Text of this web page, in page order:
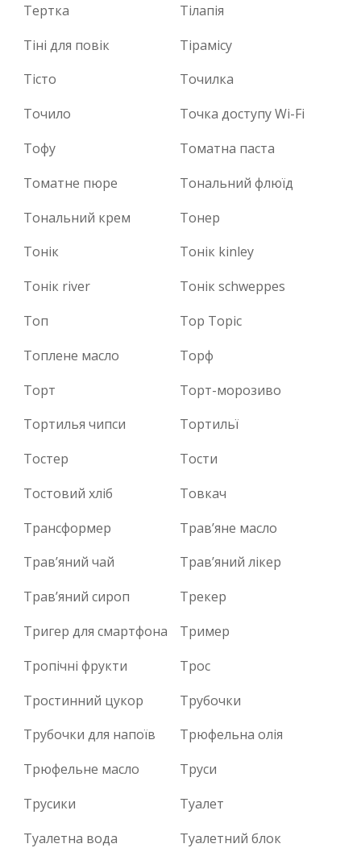
Тертка
Тілапія
Тіні для повік
Тірамісу
Тісто
Точилка
Точило
Точка доступу Wi-Fi
Тофу
Томатна паста
Томатне пюре
Тональний флюїд
Тональний крем
Тонер
Тонік
Тонік kinley
Тонік river
Тонік schweppes
Топ
Top Topic
Топлене масло
Торф
Торт
Торт-морозиво
Тортилья чипси
Тортильї
Тостер
Тости
Тостовий хліб
Товкач
Трансформер
Трав’яне масло
Трав’яний чай
Трав’яний лікер
Трав’яний сироп
Трекер
Тригер для смартфона
Тример
Тропічні фрукти
Трос
Тростинний цукор
Трубочки
Трубочки для напоїв
Трюфельна олія
Трюфельне масло
Труси
Трусики
Туалет
Туалетна вода
Туалетний блок